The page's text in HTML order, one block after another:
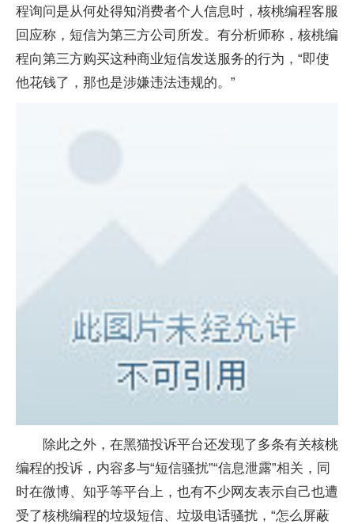
程询问是从何处得知消费者个人信息时，核桃编程客服
回应称，短信为第三方公司所发。有分析师称，核桃编
程向第三方购买这种商业短信发送服务的行为，“即使
他花钱了，那也是涉嫌违法违规的。”
除此之外，在黑猫投诉平台还发现了多条有关核桃
编程的投诉，内容多与“短信骚扰”“信息泄露”相关，同
时在微博、知乎等平台上，也有不少网友表示自己也遭
受了核桃编程的垃圾短信、垃圾电话骚扰，“怎么屏蔽